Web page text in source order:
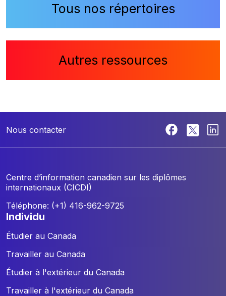
Tous nos répertoires
Autres ressources
Nous contacter
Centre d’information canadien sur les diplômes
internationaux (CICDI)
Téléphone: (+1) 416-962-9725
individu
Étudier au Canada
Travailler au Canada
Étudier à l'extérieur du Canada
Travailler à l'extérieur du Canada